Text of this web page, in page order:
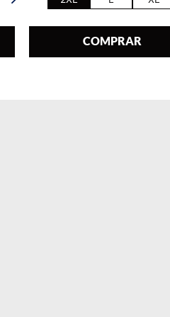
COMPRAR